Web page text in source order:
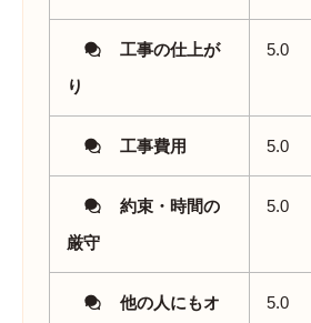
工事の仕上が
り
5.0
工事費用 5.0
約束・時間の
厳守
5.0
他の人にもオ
5.0